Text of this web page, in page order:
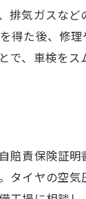
先気ガスな
た後、修
、車検を
責保険証
イヤの空